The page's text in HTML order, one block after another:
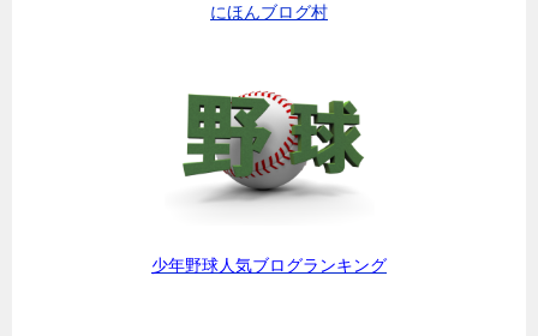
にほんブログ村
少年野球人気ブログランキング